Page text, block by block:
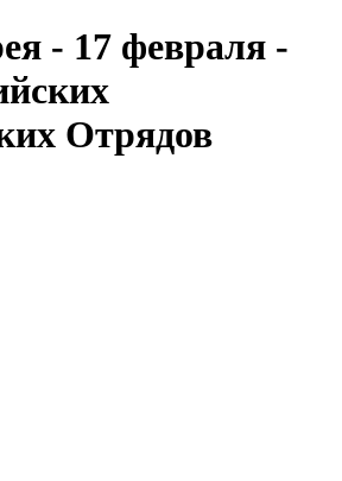
- 17 февраля -
Отрядов